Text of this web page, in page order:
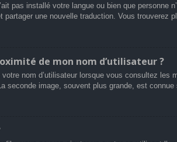
pas installé votre langue ou bien que
partager une nouvelle traduction. Vous trouverez
de mon nom d’utilisateur ?
nom d’utilisateur lorsque vous consultez
image, souvent plus grande, est